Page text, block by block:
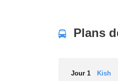
Plans
Jour 1 Kish